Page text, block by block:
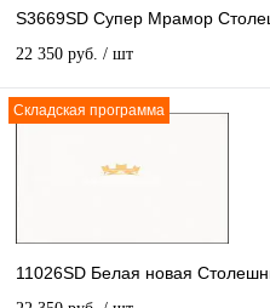
S3669SD Супер Мрамор
22 350 руб. / шт
Складская программа
11026SD Белая новая